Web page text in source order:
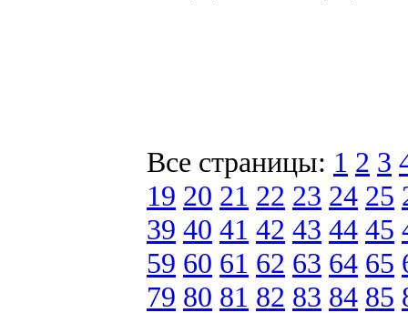
Все страницы: 1 2 3
19 20 21 22 23 24 25
39 40 41 42 43 44 45
59 60 61 62 63 64 65
79 80 81 82 83 84 85